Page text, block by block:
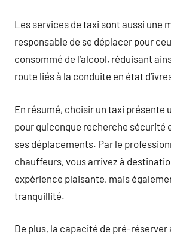
Les services de taxi sont aussi une
responsable de se déplacer pour
consommé de l’alcool, réduisant
route liés à la conduite en état
En résumé, choisir un taxi présente
pour quiconque recherche sécurité
ses déplacements. Par le
chauffeurs, vous arrivez à
expérience plaisante, mais
tranquillité.
De plus, la capacité de pré-réserver